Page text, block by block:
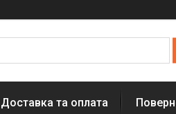
Доставка та оплата